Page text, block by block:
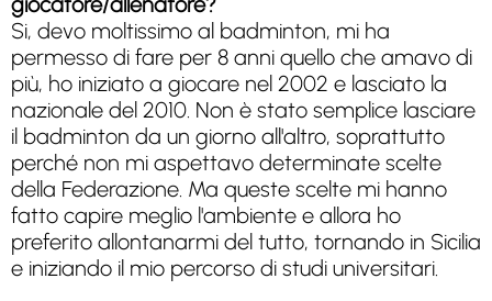
Si, devo moltissimo al badminton, mi ha
permesso di fare per 8 anni quello che amavo di
più, ho iniziato a giocare nel 2002 e lasciato la
nazionale del 2010. Non è stato semplice lasciare
il badminton da un giorno all'altro, soprattutto
perché non mi aspettavo determinate scelte
della Federazione. Ma queste scelte mi hanno
fatto capire meglio l'ambiente e allora ho
preferito allontanarmi del tutto, tornando in Sicilia
e iniziando il mio percorso di studi universitari.